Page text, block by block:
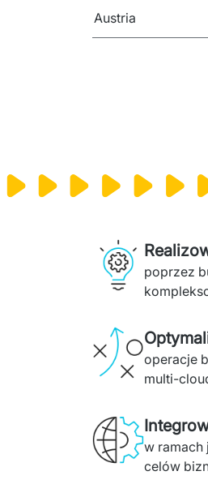
Austria
poprzez
operacje
multi-
w ramach
celów